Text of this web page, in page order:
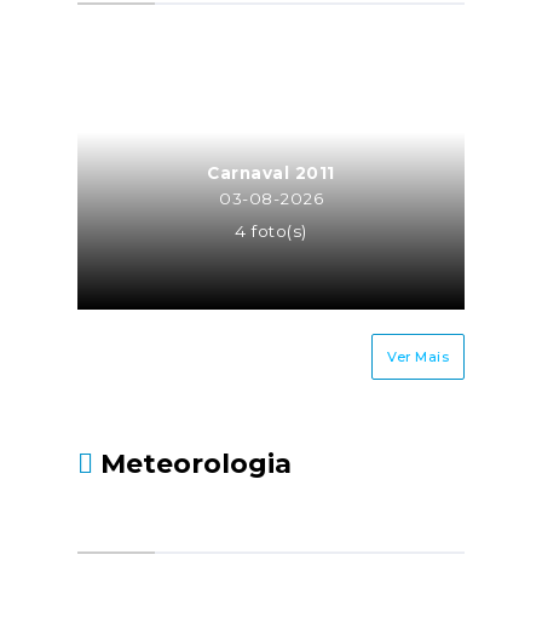
independente é equiparado a
TCO, sendo os seus honorários
recebidos pela atividade
independentes.Até quando
Declaração Modelo 3 de
social.pt/noticias/-/asset_publisher/
Carnaval 2011
03-08-2026
4 foto(s)
Ver Mais
Meteorologia